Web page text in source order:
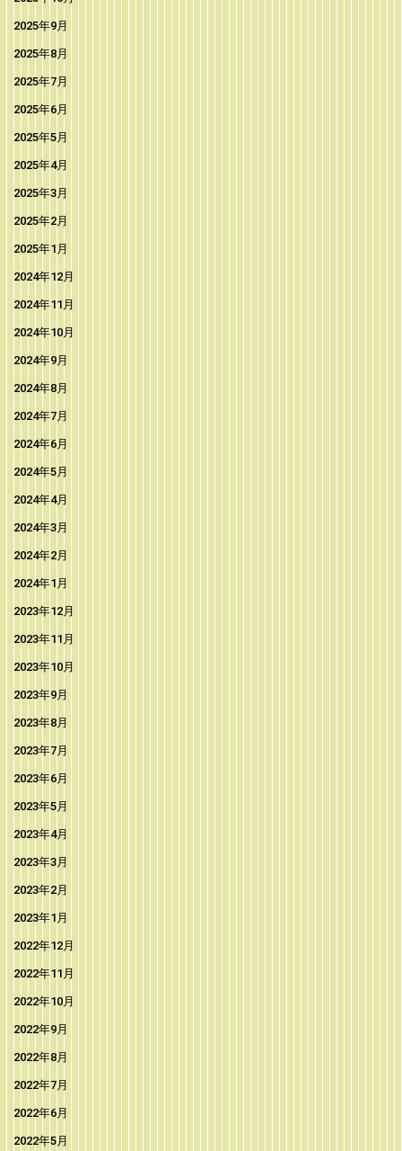
2025年9月
2025年8月
2025年7月
2025年6月
2025年5月
2025年4月
2025年3月
2025年2月
2025年1月
2024年12月
2024年11月
2024年10月
2024年9月
2024年8月
2024年7月
2024年6月
2024年5月
2024年4月
2024年3月
2024年2月
2024年1月
2023年12月
2023年11月
2023年10月
2023年9月
2023年8月
2023年7月
2023年6月
2023年5月
2023年4月
2023年3月
2023年2月
2023年1月
2022年12月
2022年11月
2022年10月
2022年9月
2022年8月
2022年7月
2022年6月
2022年5月